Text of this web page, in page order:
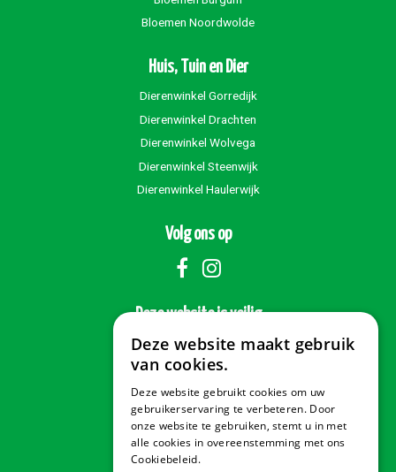
Bloemen Noordwolde
Huis, Tuin en Dier
Dierenwinkel Gorredijk
Dierenwinkel Drachten
Dierenwinkel Wolvega
Dierenwinkel Steenwijk
Dierenwinkel Haulerwijk
Volg ons op
Deze website is veilig
Veilig betalen
Deze website maakt gebruik
van cookies.
Deze website gebruikt cookies om uw
gebruikerservaring te verbeteren. Door
onze website te gebruiken, stemt u in met
alle cookies in overeenstemming met ons
Cookiebeleid.